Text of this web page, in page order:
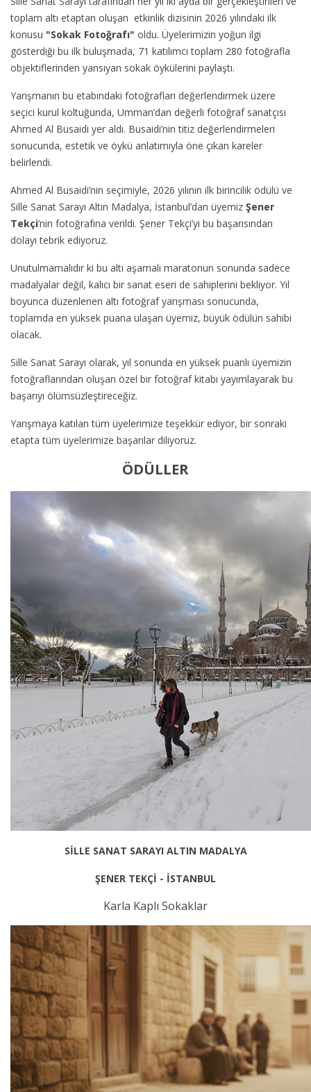
toplam altı etaptan oluşan etkinlik dizisinin 2026 yılındaki ilk
konusu "Sokak Fotoğrafı" oldu. Üyelerimizin yoğun ilgi
gösterdiği bu ilk buluşmada, 71 katılımcı toplam 280 fotoğrafla
objektiflerinden yansıyan sokak öykülerini paylaştı.
Yarışmanın bu etabındaki fotoğrafları değerlendirmek üzere
seçici kurul koltuğunda, Umman’dan değerli fotoğraf sanatçısı
Ahmed Al Busaidi yer aldı. Busaidi’nin titiz değerlendirmeleri
sonucunda, estetik ve öykü anlatımıyla öne çıkan kareler
belirlendi.
Ahmed Al Busaidi’nin seçimiyle, 2026 yılının ilk birincilik ödülü ve
Sille Sanat Sarayı Altın Madalya, İstanbul’dan üyemiz Şener
Tekçi’nin fotoğrafına verildi. Şener Tekçi’yi bu başarısından
dolayı tebrik ediyoruz.
Unutulmamalıdır ki bu altı aşamalı maratonun sonunda sadece
madalyalar değil, kalıcı bir sanat eseri de sahiplerini bekliyor. Yıl
boyunca düzenlenen altı fotoğraf yarışması sonucunda,
toplamda en yüksek puana ulaşan üyemiz, büyük ödülün sahibi
olacak.
Sille Sanat Sarayı olarak, yıl sonunda en yüksek puanlı üyemizin
fotoğraflarından oluşan özel bir fotoğraf kitabı yayımlayarak bu
başarıyı ölümsüzleştireceğiz.
Yarışmaya katılan tüm üyelerimize teşekkür ediyor, bir sonraki
etapta tüm üyelerimize başarılar diliyoruz.
ÖDÜLLER
SİLLE SANAT SARAYI ALTIN MADALYA
ŞENER TEKÇİ - İSTANBUL
Karla Kaplı Sokaklar